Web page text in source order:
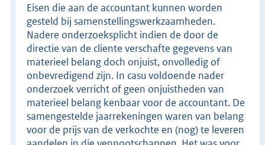
Eisen die aan de accountant kunnen worden
gesteld bij samenstellingswerkzaamheden.
Nadere onderzoeksplicht indien de door de
directie van de cliente verschafte gegevens van
materieel belang doch onjuist, onvolledig of
onbevredigend zijn. In casu voldoende nader
onderzoek verricht of geen onjuistheden van
materieel belang kenbaar voor de accountant. De
samengestelde jaarrekeningen waren van belang
voor de prijs van de verkochte en (nog) te leveren